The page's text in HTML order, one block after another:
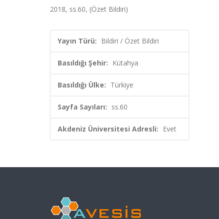
2018, ss.60, (Özet Bildiri)
Yayın Türü: Bildiri / Özet Bildiri
Basıldığı Şehir: Kütahya
Basıldığı Ülke: Türkiye
Sayfa Sayıları: ss.60
Akdeniz Üniversitesi Adresli: Evet